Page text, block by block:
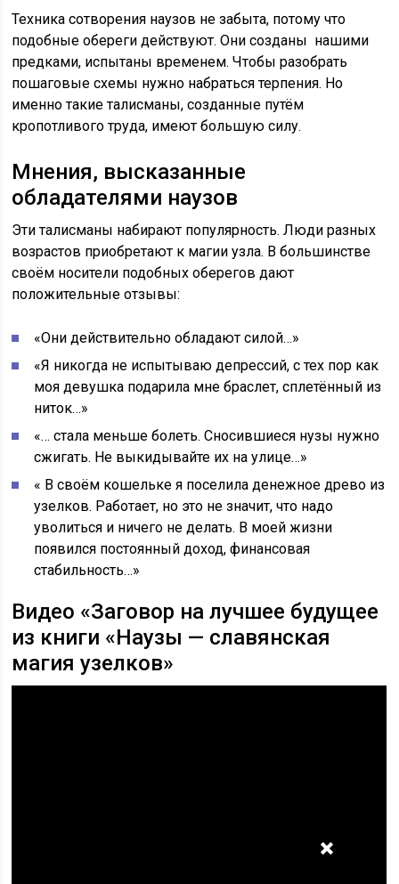
Техника сотворения наузов не забыта, потому что
подобные обереги действуют. Они созданы нашими
предками, испытаны временем. Чтобы разобрать
пошаговые схемы нужно набраться терпения. Но
именно такие талисманы, созданные путём
кропотливого труда, имеют большую силу.
Мнения, высказанные
обладателями наузов
Эти талисманы набирают популярность. Люди разных
возрастов приобретают к магии узла. В большинстве
своём носители подобных оберегов дают
положительные отзывы:
«Они действительно обладают силой…»
«Я никогда не испытываю депрессий, с тех пор как
моя девушка подарила мне браслет, сплетённый из
ниток…»
«… стала меньше болеть. Сносившиеся нузы нужно
сжигать. Не выкидывайте их на улице…»
« В своём кошельке я поселила денежное древо из
узелков. Работает, но это не значит, что надо
уволиться и ничего не делать. В моей жизни
появился постоянный доход, финансовая
стабильность…»
Видео «Заговор на лучшее будущее
из книги «Наузы — славянская
магия узелков»